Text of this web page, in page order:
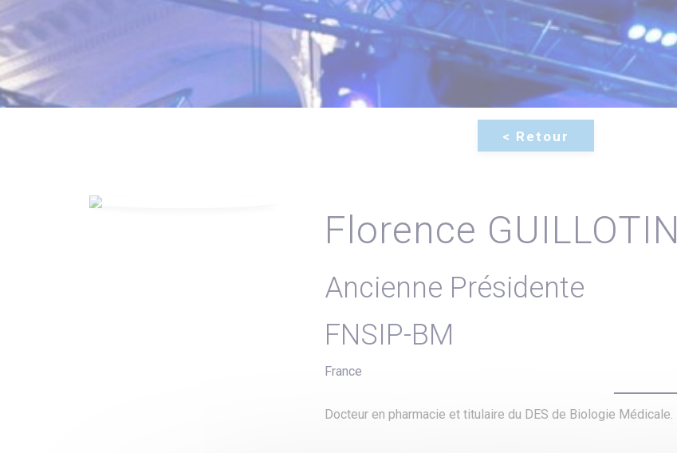
Florence GUILLOTIN
Ancienne Présidente
FNSIP-BM
France
Docteur en pharmacie et titulaire du DES de Biologie Médicale.